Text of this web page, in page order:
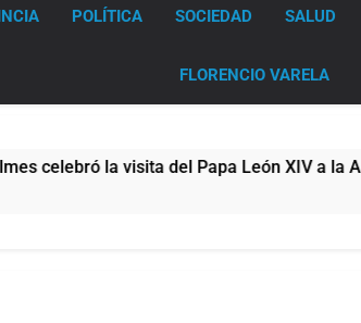
POLÍTICA SOCIEDAD SALUD
FLORENCIO VARELA
León XIV a la Argentina